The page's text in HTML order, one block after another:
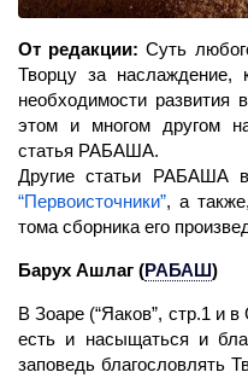
От редакции:Суть
Творцу за наслаждение,
необходимости развития
этом и многом другом
статья РАБАША.
Другие статьи РАБАША
“Первоисточники”, а
тома сборника его
Барух Ашлаг (РАБАШ)
В Зоаре (“Яаков”, стр.1 и
есть и насыщаться и
заповедь благословлять